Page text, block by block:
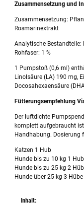
Zusammensetzung und
Zusammensetzung:
Rosmarinextrakt
Analytische Bestandteile:
Rohfaser: 1 %
1 Pumpstoß (0,6 ml)
Linolsäure (LA) 190 mg,
Docosahexaensäure
Fütterungsempfehlung
Der luftdichte
komplett aufgebraucht
Handhabung. Dosierung
Katzen 1 Hub
Hunde bis zu 10 kg 1 Hub
Hunde bis zu 25 kg 2
Hunde über 25 kg 3 Hübe
Inhalt: